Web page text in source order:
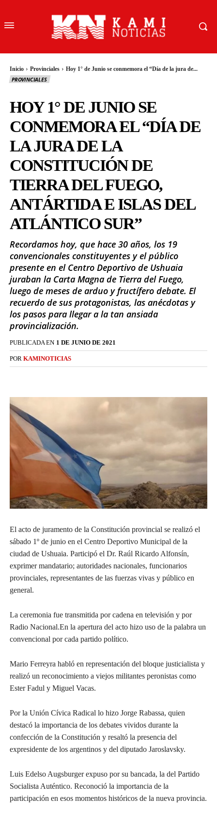
Inicio Provinciales Hoy 1° de Junio se conmemora el “Día de la jura de...
PROVINCIALES
HOY 1° DE JUNIO SE
CONMEMORA EL “DÍA DE
LA JURA DE LA
CONSTITUCIÓN DE
TIERRA DEL FUEGO,
ANTÁRTIDA E ISLAS DEL
ATLÁNTICO SUR”
Recordamos hoy, que hace 30 años, los 19
convencionales constituyentes y el público
presente en el Centro Deportivo de Ushuaia
juraban la Carta Magna de Tierra del Fuego,
luego de meses de arduo y fructífero debate. El
recuerdo de sus protagonistas, las anécdotas y
los pasos para llegar a la tan ansiada
provincialización.
PUBLICADA EN 1 DE JUNIO DE 2021
POR KAMINOTICIAS
El acto de juramento de la Constitución provincial se realizó el
sábado 1º de junio en el Centro Deportivo Municipal de la
ciudad de Ushuaia. Participó el Dr. Raúl Ricardo Alfonsín,
exprimer mandatario; autoridades nacionales, funcionarios
provinciales, representantes de las fuerzas vivas y público en
general.
La ceremonia fue transmitida por cadena en televisión y por
Radio Nacional.En la apertura del acto hizo uso de la palabra un
convencional por cada partido político.
Mario Ferreyra habló en representación del bloque justicialista y
realizó un reconocimiento a viejos militantes peronistas como
Ester Fadul y Miguel Vacas.
Por la Unión Cívica Radical lo hizo Jorge Rabassa, quien
destacó la importancia de los debates vividos durante la
confección de la Constitución y resaltó la presencia del
expresidente de los argentinos y del diputado Jaroslavsky.
Luis Edelso Augsburger expuso por su bancada, la del Partido
Socialista Auténtico. Reconoció la importancia de la
participación en esos momentos históricos de la nueva provincia.